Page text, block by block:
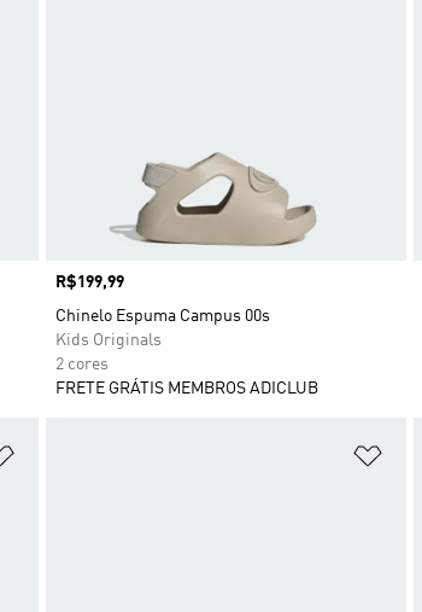
Preço
R$199,99
Chinelo Espuma Campus 00s
Kids Originals
2 cores
FRETE GRÁTIS MEMBROS ADICLUB